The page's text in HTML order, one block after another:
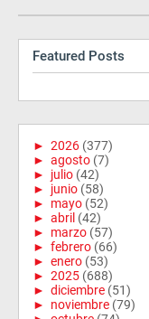
Featured Posts
► 2026 (377)
► agosto (7)
► julio (42)
► junio (58)
► mayo (52)
► abril (42)
► marzo (57)
► febrero (66)
► enero (53)
► 2025 (688)
► diciembre (51)
► noviembre (79)